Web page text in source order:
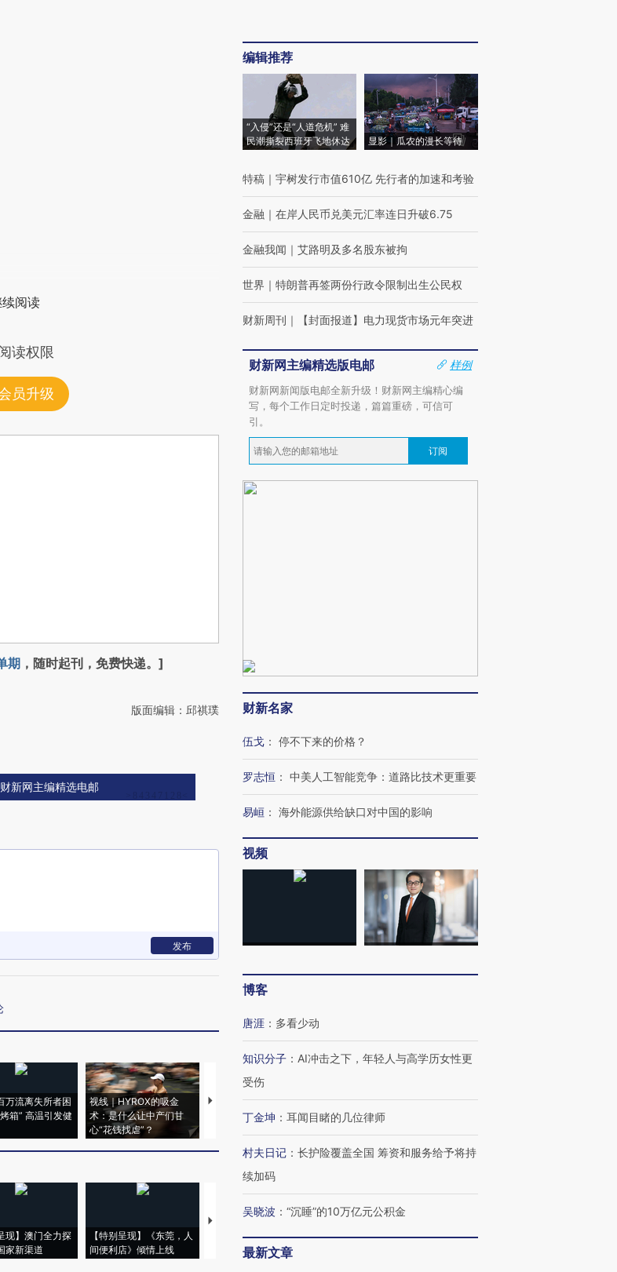
阅读
读权限
员升级
期 ，随时起刊，免费快递。]
版面编辑：邱祺璞
新网主编精选电邮
发布
万流离失所者困
箱” 高温引发健
视线｜HYROX的吸金
术：是什么让中产们甘
心“花钱找虐”？
马航飞行员跨国走私7万
粒摇头丸 尿检体内含3种
视线｜被称为“蟑螂”的印
度Z世代 用街头抗争将教
视线｜“入侵”还是“人道危
现】澳门全力探
家新渠道
【特别呈现】《东莞，人
间便利店》倾情上线
【推广】走进第四届链博
会，让数智科技“链”接产
【特别呈现】寻找100种
CFO：不靠规模取胜，华
编辑推荐
“入侵”还是“人道危机” 难
民潮撕裂西班牙飞地休达
显影｜瓜农的漫长等待
特稿 ｜ 宇树发行市值610亿 先行者的加速和考验
金融 ｜ 在岸人民币兑美元汇率连日升破6.75
金融我闻 ｜ 艾路明及多名股东被拘
世界 ｜ 特朗普再签两份行政令限制出生公民权
财新周刊 ｜ 【封面报道】电力现货市场元年突进
财新网主编精选版电邮
样例
财新网新闻版电邮全新升级！财新网主编精心编
写，每个工作日定时投递，篇篇重磅，可信可
引。
订阅
财新名家
伍戈 ： 停不下来的价格？
罗志恒 ： 中美人工智能竞争：道路比技术更重要
易峘 ： 海外能源供给缺口对中国的影响
视频
博客
唐涯 ： 多看少动
知识分子 ： AI冲击之下，年轻人与高学历女性更
受伤
丁金坤 ： 耳闻目睹的几位律师
村夫日记 ： 长护险覆盖全国 筹资和服务给予将持
续加码
吴晓波 ： “沉睡”的10万亿元公积金
最新文章